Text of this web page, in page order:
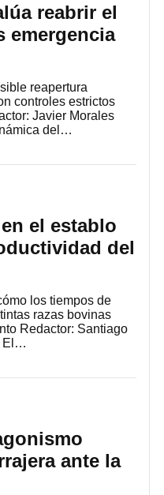
reabrir el
emergencia
reapertura
controles estrictos
Javier Morales
del…
el establo
del
los tiempos de
razas bovinas
Redactor: Santiago
El…
ante la